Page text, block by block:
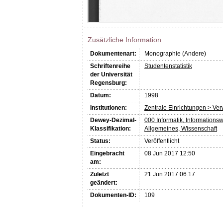
Zusätzliche Information
Dokumentenart:
Monographie (Andere)
Schriftenreihe
der Universität
Regensburg:
Studentenstatistik
Datum:
1998
Institutionen:
Zentrale Einrichtungen >
Dewey-Dezimal-
Klassifikation:
000 Informatik,
Allgemeines, Wissenschaft
Status:
Veröffentlicht
Eingebracht
am:
08 Jun 2017 12:50
Zuletzt
geändert:
21 Jun 2017 06:17
Dokumenten-ID: 109